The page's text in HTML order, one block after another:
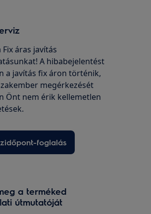
Fix áras javítás
A hibabejelentést
a javítás fix áron történik,
megérkezését
Önt nem érik kellemetlen
foglalás
a terméked
útmutatóját